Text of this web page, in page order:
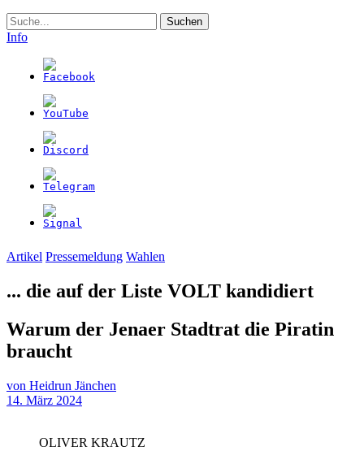
Suche
Info
Artikel Pressemeldung Wahlen
... die auf der Liste VOLT kandidiert
Warum der Jenaer Stadtrat die Piratin
braucht
von Heidrun Jänchen
14. März 2024
OLIVER KRAUTZ